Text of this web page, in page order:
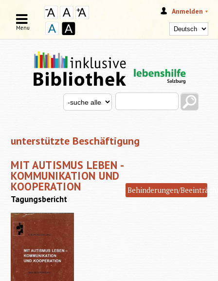
Anmelden
SUCHFORMULAR
Search this site
Search for
Menu
unterstützte Beschäftigung
MIT AUTISMUS LEBEN -
KOMMUNIKATION UND
KOOPERATION Behinderungen/
Tagungsbericht